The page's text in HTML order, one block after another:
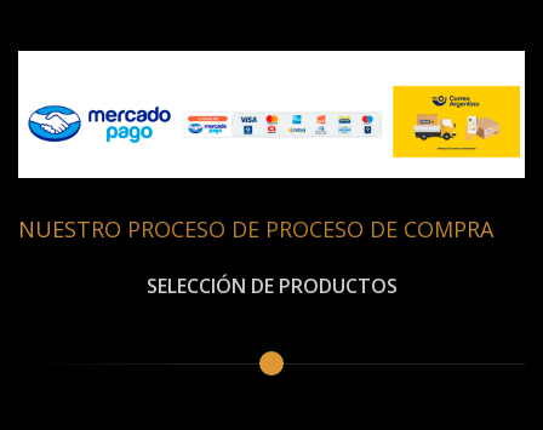
NUESTRO PROCESO DE PROCESO DE COMPRA
SELECCIÓN DE PRODUCTOS